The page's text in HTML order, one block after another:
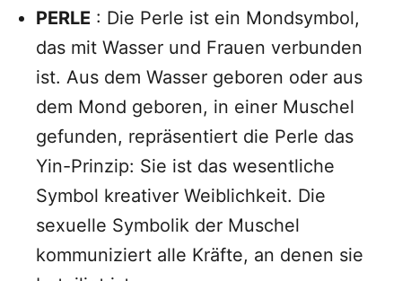
PERLE : Die Perle ist ein Mondsymbol,
das mit Wasser und Frauen verbunden
ist. Aus dem Wasser geboren oder aus
dem Mond geboren, in einer Muschel
gefunden, repräsentiert die Perle das
Yin-Prinzip: Sie ist das wesentliche
Symbol kreativer Weiblichkeit. Die
sexuelle Symbolik der Muschel
kommuniziert alle Kräfte, an denen sie